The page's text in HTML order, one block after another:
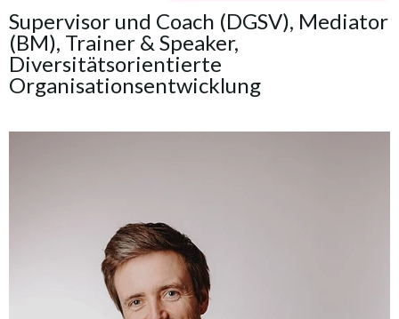
Supervisor und Coach (DGSV), Mediator
(BM), Trainer & Speaker,
Diversitätsorientierte
Organisationsentwicklung